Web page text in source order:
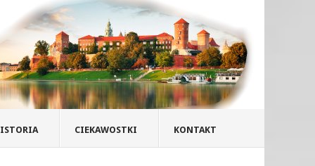
CIEKAWOSTKI KONTAKT